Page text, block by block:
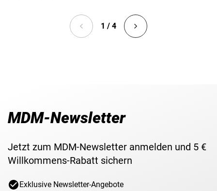
1 / 4
MDM-Newsletter
Jetzt zum MDM-Newsletter anmelden und 5 €
Willkommens-Rabatt sichern
Exklusive Newsletter-Angebote